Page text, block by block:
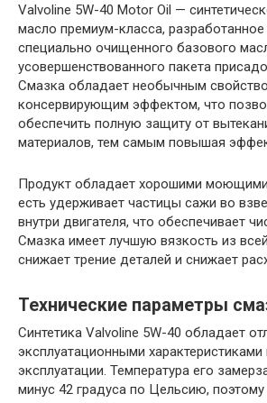
Valvoline 5W-40 Motor Oil —
масло премиум-класса,
специально очищенного базового
усовершенствованного пакета
Смазка обладает необычным
консервирующим эффектом, что
обеспечить полную защиту от
материалов, тем самым повышая
Продукт обладает хорошими моющими
есть удерживает частицы сажи во
внутри двигателя, что обеспечивает
Смазка имеет лучшую вязкость из
снижает трение деталей и снижает
Технические параметры
Синтетика Valvoline 5W-40 обладает
эксплуатационными характеристиками
эксплуатации. Температура его
минус 42 градуса по Цельсию,